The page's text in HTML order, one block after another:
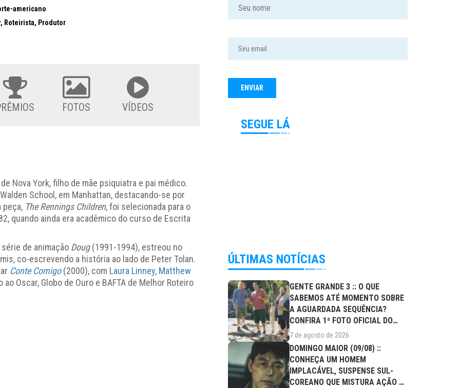
americano
Roteirista, Produtor
FOTOS VÍDEOS
Nova York, filho de mãe psiquiatra e pai médico.
School, em Manhattan, destacando-se por
peça, The Rennings Children, foi selecionada para o
quando ainda era acadêmico do curso de Escrita
de animação Doug(1991-1994), estreou no
co-escrevendo a história ao lado de Peter Tolan.
Conte Comigo(2000), com Laura Linney, Matthew
Oscar, Globo de Ouro e BAFTA de Melhor Roteiro
SEGUE LÁ
ÚLTIMAS NOTÍCIAS
GENTE GRANDE 3 :: O QUE
SABEMOS ATÉ MOMENTO SOBRE
A AGUARDADA SEQUÊNCIA?
CONFIRA 1ª FOTO OFICIAL DO
ELENCO!
7 de agosto de 2026
DOMINGO MAIOR (09/08) ::
CONHEÇA UM HOMEM
IMPLACÁVEL, SUSPENSE SUL-
COREANO QUE MISTURA AÇÃO E